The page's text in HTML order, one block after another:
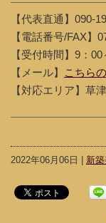
【代表直通】090-
【電話番号/FAX】
【受付時間】9：
【メール】
こちら
【対応エリア】草
2022年06月06日 | 新